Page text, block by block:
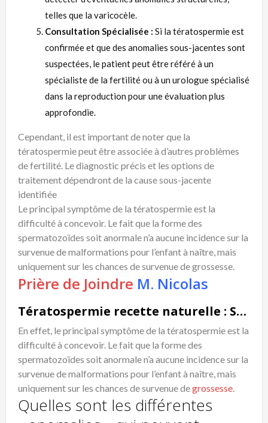
telles que la varicocèle.
Consultation Spécialisée : Si la tératospermie est
confirmée et que des anomalies sous-jacentes sont
suspectées, le patient peut être référé à un
spécialiste de la fertilité ou à un urologue spécialisé
dans la reproduction pour une évaluation plus
approfondie.
Cependant, il est important de noter que la
tératospermie peut être associée à d’autres problèmes
de fertilité. Le diagnostic précis et les options de
traitement dépendront de la cause sous-jacente
identifiée
Le principal symptôme de la tératospermie est la
difficulté à concevoir. Le fait que la forme des
spermatozoïdes soit anormale n’a aucune incidence sur la
survenue de malformations pour l’enfant à naître, mais
uniquement sur les chances de survenue de grossesse.
Prière de Joindre M. Nicolas
Tératospermie recette naturelle : Symptômes
En effet, le principal symptôme de la tératospermie est la
difficulté à concevoir. Le fait que la forme des
spermatozoïdes soit anormale n’a aucune incidence sur la
survenue de malformations pour l’enfant à naître, mais
uniquement sur les chances de survenue degrossesse.
Quelles sont les différentes